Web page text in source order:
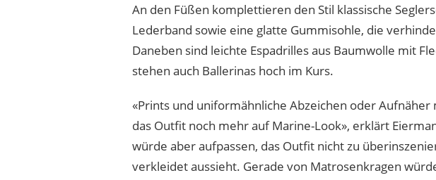
An den Füßen komplettieren den Stil klassische
Lederband sowie eine glatte Gummisohle, die
Daneben sind leichte Espadrilles aus Baumwolle mit
stehen auch Ballerinas hoch im Kurs.
«Prints und uniformähnliche Abzeichen oder
das Outfit noch mehr auf Marine-Look», erklärt
würde aber aufpassen, das Outfit nicht zu
verkleidet aussieht. Gerade von Matrosenkragen